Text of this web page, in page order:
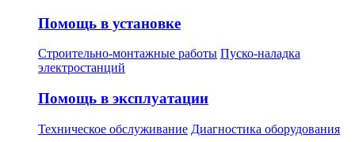
Помощь в установке
Строительно-монтажные работы Пуско-наладка
электростанций
Помощь в эксплуатации
Техническое обслуживание Диагностика оборудования